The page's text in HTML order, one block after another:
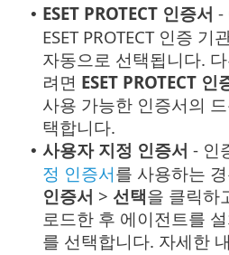
• ESET PROTECT 인증서 -
ESET PROTECT 인증
자동으로 선택됩니다.
려면 ESET PROTECT 인
사용 가능한 인증서의
택합니다.
• 사용자 지정 인증서 - 인
정 인증서를 사용하는
인증서 > 선택을 클릭하
로드한 후 에이전트를
를 선택합니다. 자세한